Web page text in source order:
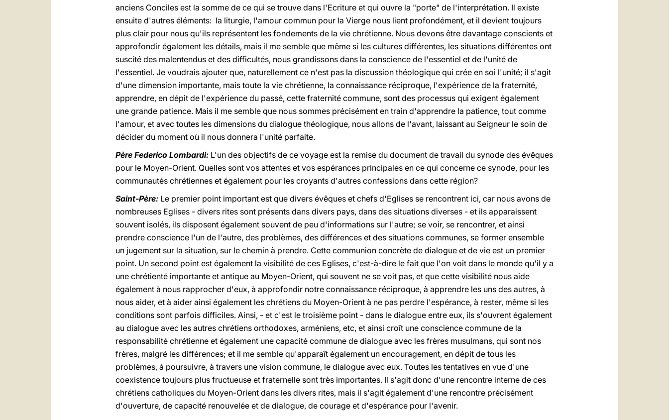
anciens Conciles est la somme de ce qui se trouve dans l'Ecriture et qui ouvre la "porte" de l'interprétation. Il existe
ensuite d'autres éléments: la liturgie, l'amour commun pour la Vierge nous lient profondément, et il devient toujours
plus clair pour nous qu'ils représentent les fondements de la vie chrétienne. Nous devons être davantage conscients et
approfondir également les détails, mais il me semble que même si les cultures différentes, les situations différentes ont
suscité des malentendus et des difficultés, nous grandissons dans la conscience de l'essentiel et de l'unité de
l'essentiel. Je voudrais ajouter que, naturellement ce n'est pas la discussion théologique qui crée en soi l'unité; il s'agit
d'une dimension importante, mais toute la vie chrétienne, la connaissance réciproque, l'expérience de la fraternité,
apprendre, en dépit de l'expérience du passé, cette fraternité commune, sont des processus qui exigent également
une grande patience. Mais il me semble que nous sommes précisément en train d'apprendre la patience, tout comme
l'amour, et avec toutes les dimensions du dialogue théologique, nous allons de l'avant, laissant au Seigneur le soin de
décider du moment où il nous donnera l'unité parfaite.
Père Federico Lombardi: L'un des objectifs de ce voyage est la remise du document de travail du synode des évêques
pour le Moyen-Orient. Quelles sont vos attentes et vos espérances principales en ce qui concerne ce synode, pour les
communautés chrétiennes et également pour les croyants d'autres confessions dans cette région?
Saint-Père: Le premier point important est que divers évêques et chefs d'Eglises se rencontrent ici, car nous avons de
nombreuses Eglises - divers rites sont présents dans divers pays, dans des situations diverses - et ils apparaissent
souvent isolés, ils disposent également souvent de peu d'informations sur l'autre; se voir, se rencontrer, et ainsi
prendre conscience l'un de l'autre, des problèmes, des différences et des situations communes, se former ensemble
un jugement sur la situation, sur le chemin à prendre. Cette communion concrète de dialogue et de vie est un premier
point. Un second point est également la visibilité de ces Eglises, c'est-à-dire le fait que l'on voit dans le monde qu'il y a
une chrétienté importante et antique au Moyen-Orient, qui souvent ne se voit pas, et que cette visibilité nous aide
également à nous rapprocher d'eux, à approfondir notre connaissance réciproque, à apprendre les uns des autres, à
nous aider, et à aider ainsi également les chrétiens du Moyen-Orient à ne pas perdre l'espérance, à rester, même si les
conditions sont parfois difficiles. Ainsi, - et c'est le troisième point - dans le dialogue entre eux, ils s'ouvrent également
au dialogue avec les autres chrétiens orthodoxes, arméniens, etc, et ainsi croît une conscience commune de la
responsabilité chrétienne et également une capacité commune de dialogue avec les frères musulmans, qui sont nos
frères, malgré les différences; et il me semble qu'apparaît également un encouragement, en dépit de tous les
problèmes, à poursuivre, à travers une vision commune, le dialogue avec eux. Toutes les tentatives en vue d'une
coexistence toujours plus fructueuse et fraternelle sont très importantes. Il s'agit donc d'une rencontre interne de ces
chrétiens catholiques du Moyen-Orient dans les divers rites, mais il s'agit également d'une rencontre précisément
d'ouverture, de capacité renouvelée et de dialogue, de courage et d'espérance pour l'avenir.